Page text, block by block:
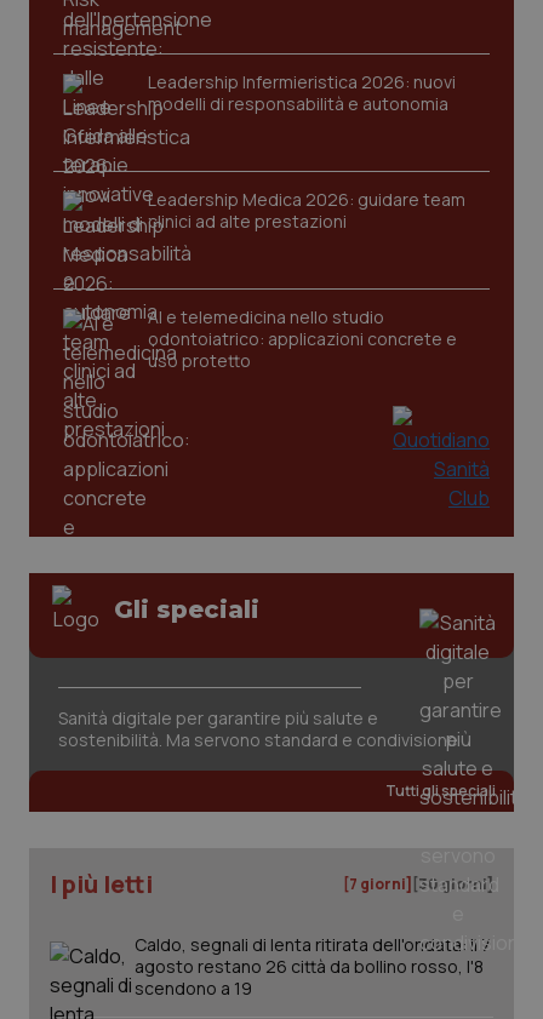
Leadership Infermieristica 2026: nuovi
modelli di responsabilità e autonomia
Leadership Medica 2026: guidare team
clinici ad alte prestazioni
AI e telemedicina nello studio
odontoiatrico: applicazioni concrete e
uso protetto
Gli speciali
Sanità digitale per garantire più salute e
sostenibilità. Ma servono standard e condivisione
Tutti gli speciali
I più letti [7 giorni] [30 giorni]
Caldo, segnali di lenta ritirata dell'ondata: il 7
agosto restano 26 città da bollino rosso, l'8
scendono a 19
VISITOR_PRIVACY_METADATA
.youtube.com
CookieScriptConsent
CookieScript
www.quotidianosanita.it
tracking-sites-ironfish-
www.quotidianosanita.it
2
tracking-sites-ironfish-
session-id
www.quotidianosanita.it